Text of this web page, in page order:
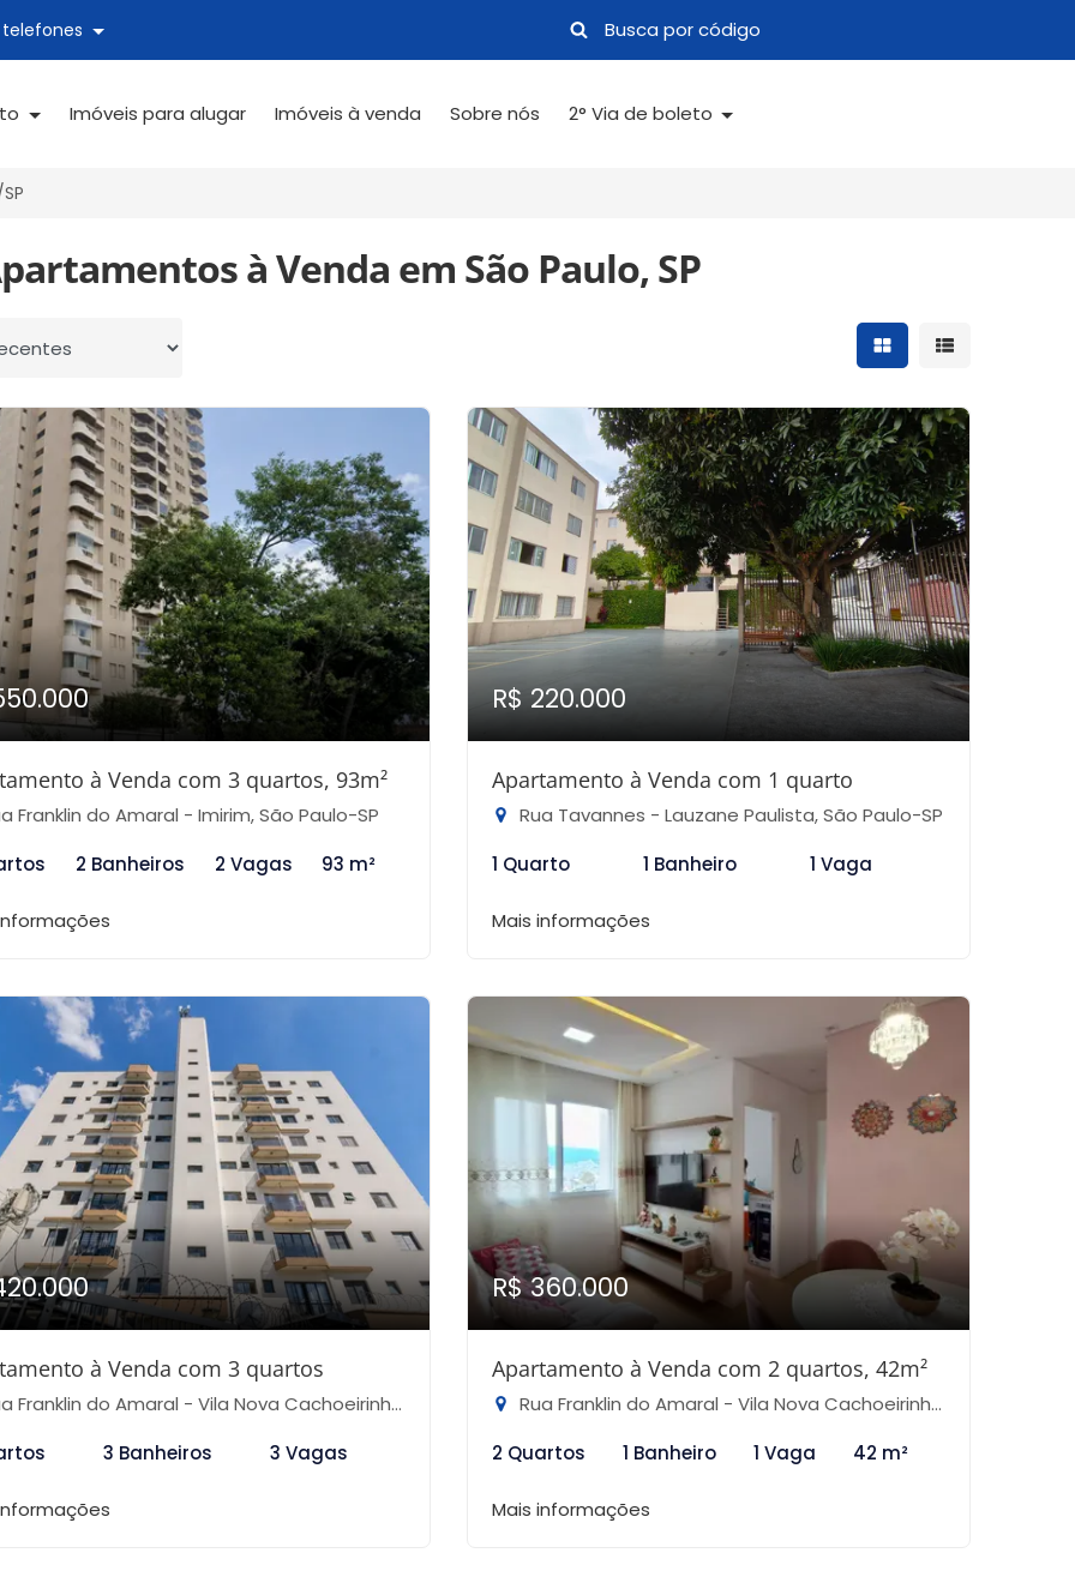
telefones
Imóveis para alugar Imóveis à venda Sobre nós 2° Via de boleto
à Venda em São Paulo, SP
por Mostrar resultados
Mostrar
à Venda com 3 quartos, 93m²
Franklin do Amaral - Imirim, São Paulo-SP
2 Banheiros 2 Vagas 93 m²
R$ 220.000
Apartamento à Venda com 1 quarto
Rua Tavannes - Lauzane Paulista, São Paulo-SP
1 Quarto
1 Banheiro 1 Vaga
Mais informações
à Venda com 3 quartos
Franklin do Amaral - Vila Nova Cachoeirinha, São Paulo-SP
3 Banheiros 3 Vagas
R$ 360.000
Apartamento à Venda com 2 quartos, 42m²
Rua Franklin do Amaral - Vila Nova Cachoeirinha, São Paulo-SP
2 Quartos
1 Banheiro 1 Vaga 42 m²
Mais informações